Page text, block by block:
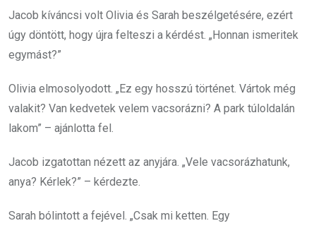
Jacob kíváncsi volt Olivia és Sarah beszélgetésére, ezért
úgy döntött, hogy újra felteszi a kérdést. „Honnan ismeritek
egymást?”
Olivia elmosolyodott. „Ez egy hosszú történet. Vártok még
valakit? Van kedvetek velem vacsorázni? A park túloldalán
lakom” – ajánlotta fel.
Jacob izgatottan nézett az anyjára. „Vele vacsorázhatunk,
anya? Kérlek?” – kérdezte.
Sarah bólintott a fejével. „Csak mi ketten. Egy